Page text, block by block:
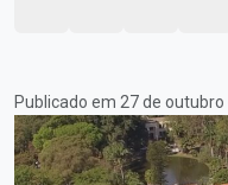
Publicado em 27 de outubro